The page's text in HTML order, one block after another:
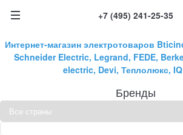
+7 (495) 241-25-35
Интернет-магазин электротоваров
Schneider Electric, Legrand, FEDE,
electric, Devi, Теплолюкс, IQ
Бренды